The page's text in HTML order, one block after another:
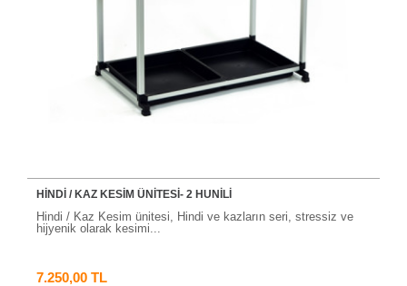
HINDI / KAZ KESIM ÜNITESI- 2 HUNILI
Hindi / Kaz Kesim ünitesi, Hindi ve kazların seri, stressiz ve
hijyenik olarak kesimi...
7.250,00 TL